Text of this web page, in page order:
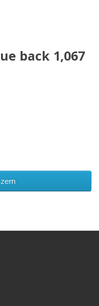
back 1,067